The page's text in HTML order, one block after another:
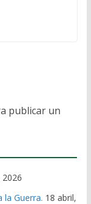
publicar un
la Guerra. 18 abril,